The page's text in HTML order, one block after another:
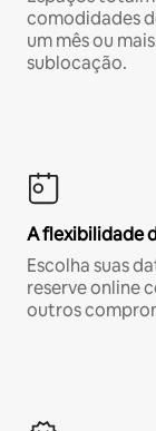
comodidades
um mês ou
sublocação.
A flexibilidade
Escolha suas
reserve online
outros